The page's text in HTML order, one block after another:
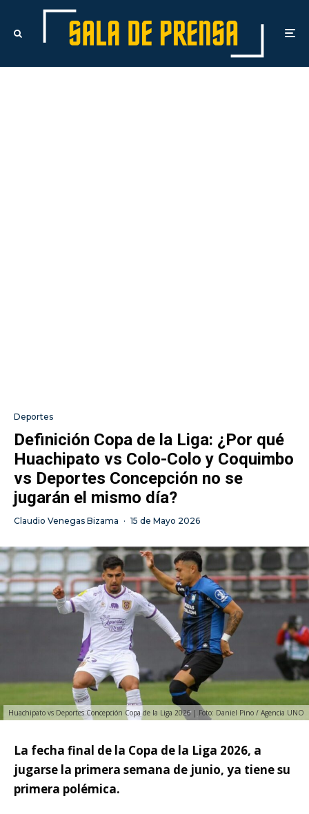
Deportes
Definición Copa de la Liga: ¿Por qué
Huachipato vs Colo-Colo y Coquimbo
vs Deportes Concepción no se
jugarán el mismo día?
Claudio Venegas Bizama · 15 de Mayo 2026
Huachipato vs Deportes Concepción Copa de la Liga 2026 | Foto: Daniel Pino / Agencia UNO
La fecha final de la Copa de la Liga 2026, a
jugarse la primera semana de junio, ya tiene su
primera polémica.